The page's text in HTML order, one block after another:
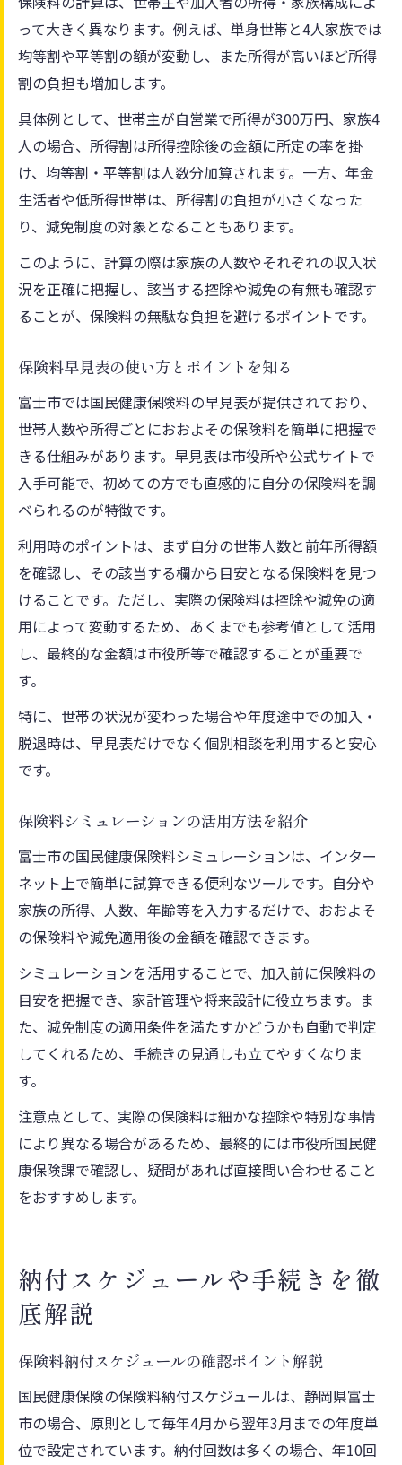
って大きく異なります。例えば、単身世帯と4人家族では
均等割や平等割の額が変動し、また所得が高いほど所得
割の負担も増加します。
具体例として、世帯主が自営業で所得が300万円、家族4
人の場合、所得割は所得控除後の金額に所定の率を掛
け、均等割・平等割は人数分加算されます。一方、年金
生活者や低所得世帯は、所得割の負担が小さくなった
り、減免制度の対象となることもあります。
このように、計算の際は家族の人数やそれぞれの収入状
況を正確に把握し、該当する控除や減免の有無も確認す
ることが、保険料の無駄な負担を避けるポイントです。
保険料早見表の使い方とポイントを知る
富士市では国民健康保険料の早見表が提供されており、
世帯人数や所得ごとにおおよその保険料を簡単に把握で
きる仕組みがあります。早見表は市役所や公式サイトで
入手可能で、初めての方でも直感的に自分の保険料を調
べられるのが特徴です。
利用時のポイントは、まず自分の世帯人数と前年所得額
を確認し、その該当する欄から目安となる保険料を見つ
けることです。ただし、実際の保険料は控除や減免の適
用によって変動するため、あくまでも参考値として活用
し、最終的な金額は市役所等で確認することが重要で
す。
特に、世帯の状況が変わった場合や年度途中での加入・
脱退時は、早見表だけでなく個別相談を利用すると安心
です。
保険料シミュレーションの活用方法を紹介
富士市の国民健康保険料シミュレーションは、インター
ネット上で簡単に試算できる便利なツールです。自分や
家族の所得、人数、年齢等を入力するだけで、おおよそ
の保険料や減免適用後の金額を確認できます。
シミュレーションを活用することで、加入前に保険料の
目安を把握でき、家計管理や将来設計に役立ちます。ま
た、減免制度の適用条件を満たすかどうかも自動で判定
してくれるため、手続きの見通しも立てやすくなりま
す。
注意点として、実際の保険料は細かな控除や特別な事情
により異なる場合があるため、最終的には市役所国民健
康保険課で確認し、疑問があれば直接問い合わせること
をおすすめします。
納付スケジュールや手続きを徹
底解説
保険料納付スケジュールの確認ポイント解説
国民健康保険の保険料納付スケジュールは、静岡県富士
市の場合、原則として毎年4月から翌年3月までの年度単
位で設定されています。納付回数は多くの場合、年10回